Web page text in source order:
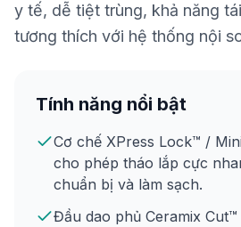
y tế, dễ tiệt trùng, khả năng
tương thích với hệ thống nội
Tính năng nổi bật
Cơ chế XPress Lock™ /
cho phép tháo lắp cực
chuẩn bị và làm sạch.
Đầu dao phủ Ceramix